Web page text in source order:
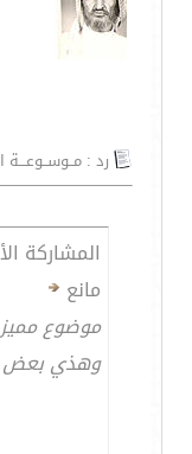
رد : مــوســوعـــة
المشاركة
مانع
موضوع
وهذي بعض